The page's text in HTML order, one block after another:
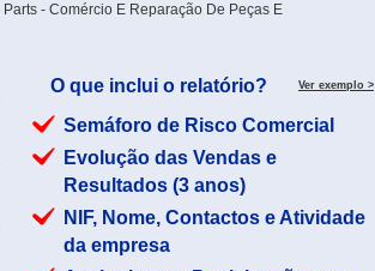
- Comércio E Reparação De Peças E
O que inclui o relatório? Ver exemplo >
Semáforo de Risco Comercial
Evolução das Vendas e
Resultados (3 anos)
NIF, Nome, Contactos e Atividade
da empresa